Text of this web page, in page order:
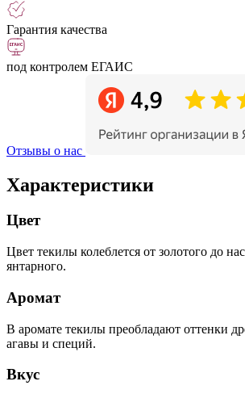
Гарантия качества
под контролем ЕГАИС
Отзывы о нас
Характеристики
Цвет
Цвет текилы колеблется от золотого до
янтарного.
Аромат
В аромате текилы преобладают оттенки
агавы и специй.
Вкус